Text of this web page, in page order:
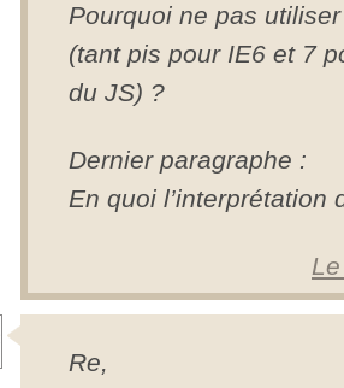
Pourquoi ne pas
(tant pis pour IE6 et 7
du JS) ?
Dernier paragraphe :
En quoi
Le
Re,